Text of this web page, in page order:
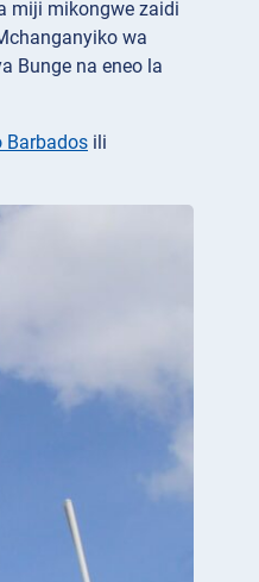
miji mikongwe zaidi
wa
Bunge na eneo la
Barbados ili